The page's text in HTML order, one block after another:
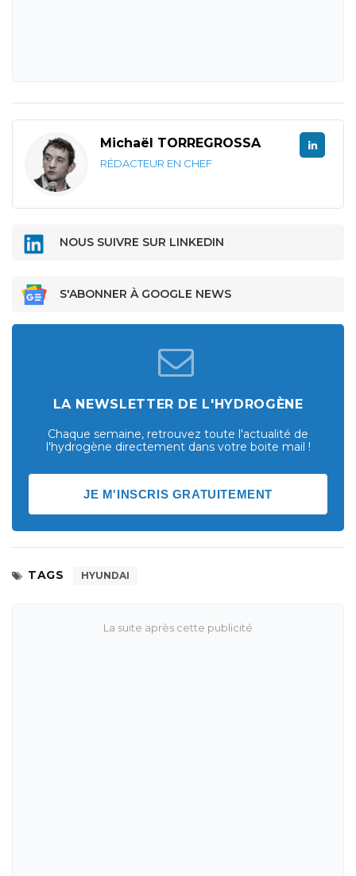
Michaël TORREGROSSA
RÉDACTEUR EN CHEF
NOUS SUIVRE SUR LINKEDIN
S'ABONNER À GOOGLE NEWS
LA NEWSLETTER DE L'HYDROGÈNE
Chaque semaine, retrouvez toute l'actualité de
l'hydrogène directement dans votre boite mail !
JE M'INSCRIS GRATUITEMENT
TAGS HYUNDAI